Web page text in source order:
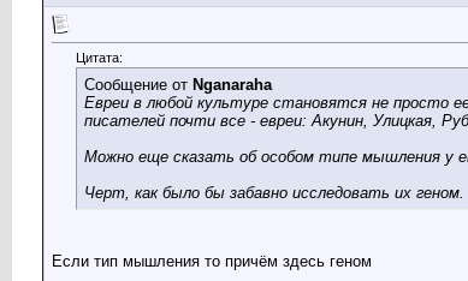
Цитата:
Сообщение от Nganaraha
Евреи в любой культуре становятся не просто
писателей почти все - евреи: Акунин, Улицкая,
Можно еще сказать об особом типе мышления у
Черт, как было бы забавно исследовать их геном.
Если тип мышления то причём здесь геном